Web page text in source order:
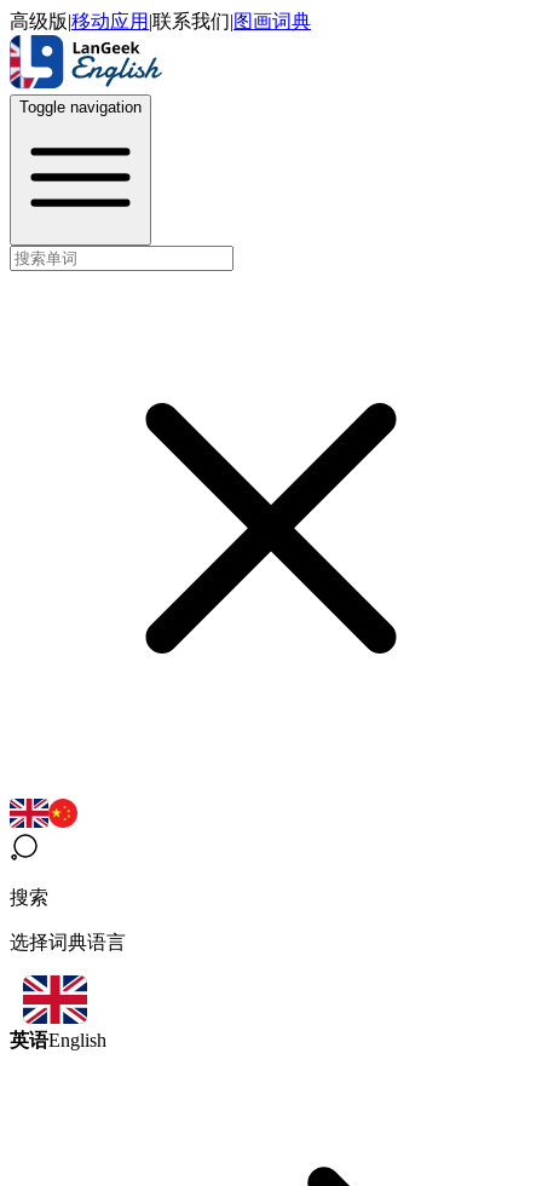
高级版|移动应用 |联系我们|图画词典
Toggle navigation
搜索
选择词典语言
英语English